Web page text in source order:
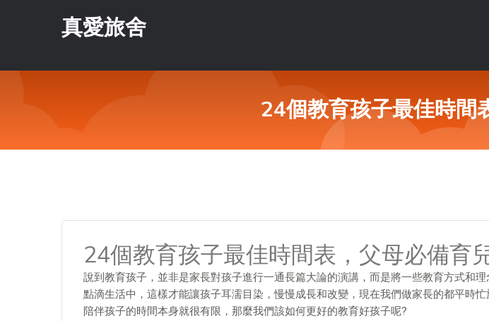
真愛旅舍
24個教育孩子最佳時間
24個教育孩子最佳時間表，父母必備育
說到教育孩子，並非是家長對孩子進行一通長篇大論的演講，而是將一些教育方式和
點滴生活中，這樣才能讓孩子耳濡目染，慢慢成長和改變，現在我們做家長的都平時
陪伴孩子的時間本身就很有限，那麼我們該如何更好的教育好孩子呢?